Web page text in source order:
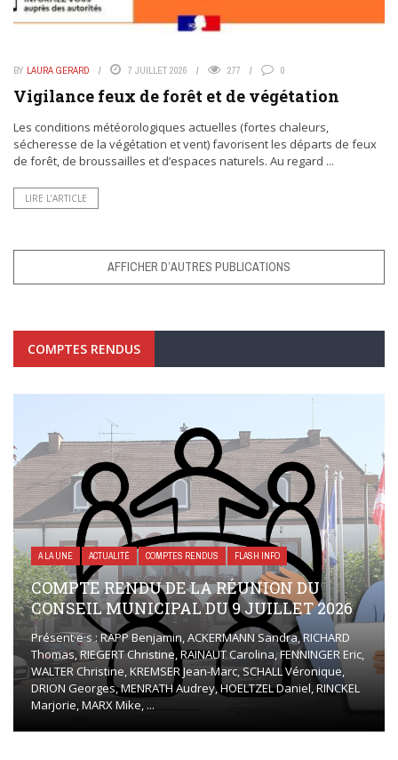
BY LAURA GERARD 7 JUILLET 2026 277 0
Vigilance feux de forêt et de végétation
Les conditions météorologiques actuelles (fortes chaleurs,
sécheresse de la végétation et vent) favorisent les départs de feux
de forêt, de broussailles et d’espaces naturels. Au regard ...
LIRE L’ARTICLE
AFFICHER D’AUTRES PUBLICATIONS
COMPTES RENDUS
A LA UNE ACTUALITÉ COMPTES RENDUS FLASH INFO
COMPTE RENDU DE LA RÉUNION DU
CONSEIL MUNICIPAL DU 9 JUILLET 2026
Présent·e·s : RAPP Benjamin, ACKERMANN Sandra, RICHARD
Thomas, RIEGERT Christine, RAINAUT Carolina, FENNINGER Eric,
WALTER Christine, KREMSER Jean-Marc, SCHALL Véronique,
DRION Georges, MENRATH Audrey, HOELTZEL Daniel, RINCKEL
Marjorie, MARX Mike, ...